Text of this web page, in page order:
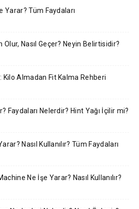
Yarar? Tüm Faydaları
Nasıl Geçer? Neyin Belirtisidir?
Kilo Almadan Fit Kalma Rehberi
Faydaları Nelerdir? Hint Yağı İçilir mi?
Nasıl Kullanılır? Tüm Faydaları
Ne İşe Yarar? Nasıl Kullanılır?